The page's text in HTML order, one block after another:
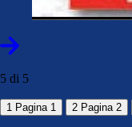
5 di 5
1 Pagina 1 2 Pagina 2